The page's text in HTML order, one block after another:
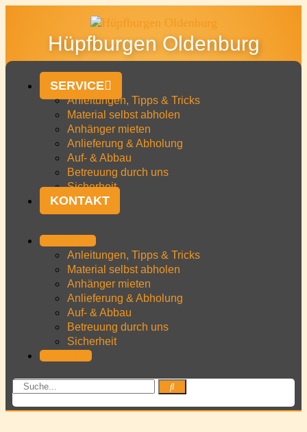
Hüpfburgen Oldenburg
SERVICE
Anleitungen, Tipps & Tricks
Material selbst abholen
Anhänger mieten
Anlieferung & Abholung
Auf- & Abbau
Betreuung durch uns
Sicherheit
KONTAKT
SERVICE
Anleitungen, Tipps & Tricks
Material selbst abholen
Anhänger mieten
Anlieferung & Abholung
Auf- & Abbau
Betreuung durch uns
Sicherheit
KONTAKT